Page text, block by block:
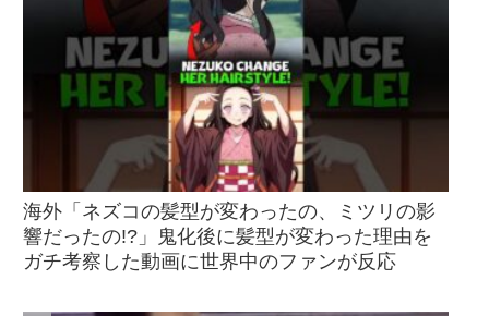
海外「ネズコの髪型が変わったの、ミツリの影
響だったの!?」鬼化後に髪型が変わった理由を
ガチ考察した動画に世界中のファンが反応